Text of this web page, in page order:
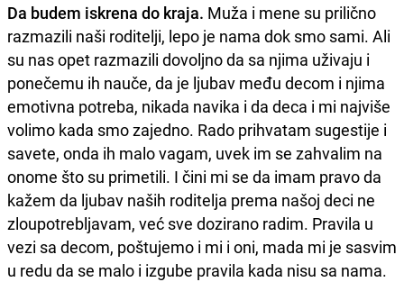
Da budem iskrena do kraja. Muža i mene su prilično
razmazili naši roditelji, lepo je nama dok smo sami. Ali
su nas opet razmazili dovoljno da sa njima uživaju i
ponečemu ih nauče, da je ljubav među decom i njima
emotivna potreba, nikada navika i da deca i mi najviše
volimo kada smo zajedno. Rado prihvatam sugestije i
savete, onda ih malo vagam, uvek im se zahvalim na
onome što su primetili. I čini mi se da imam pravo da
kažem da ljubav naših roditelja prema našoj deci ne
zloupotrebljavam, već sve dozirano radim. Pravila u
vezi sa decom, poštujemo i mi i oni, mada mi je sasvim
u redu da se malo i izgube pravila kada nisu sa nama.